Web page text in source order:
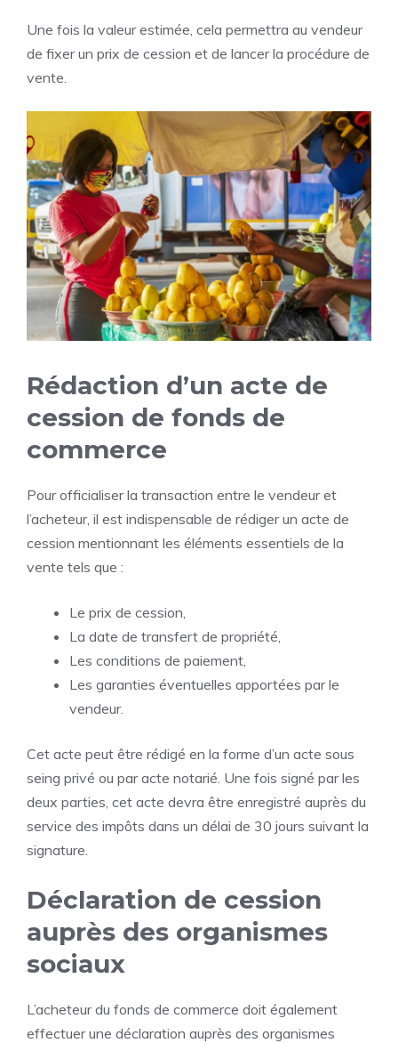
Une fois la valeur estimée, cela permettra au vendeur
de fixer un prix de cession et de lancer la procédure de
vente.
Rédaction d’un acte de
cession de fonds de
commerce
Pour officialiser la transaction entre le vendeur et
l’acheteur, il est indispensable de rédiger un acte de
cession mentionnant les éléments essentiels de la
vente tels que :
Le prix de cession,
La date de transfert de propriété,
Les conditions de paiement,
Les garanties éventuelles apportées par le
vendeur.
Cet acte peut être rédigé en la forme d’un acte sous
seing privé ou par acte notarié. Une fois signé par les
deux parties, cet acte devra être enregistré auprès du
service des impôts dans un délai de 30 jours suivant la
signature.
Déclaration de cession
auprès des organismes
sociaux
L’acheteur du fonds de commerce doit également
effectuer une déclaration auprès des organismes